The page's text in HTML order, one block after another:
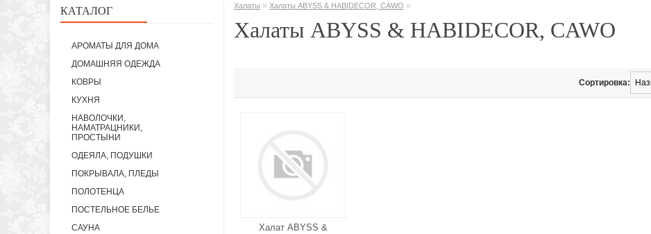
КАТАЛОГ
АРОМАТЫ ДЛЯ ДОМА
ДОМАШНЯЯ ОДЕЖДА
КОВРЫ
КУХНЯ
НАВОЛОЧКИ,
НАМАТРАЦНИКИ,
ПРОСТЫНИ
ОДЕЯЛА, ПОДУШКИ
ПОКРЫВАЛА, ПЛЕДЫ
ПОЛОТЕНЦА
ПОСТЕЛЬНОЕ БЕЛЬЕ
САУНА
Халаты » Халаты ABYSS & HABIDECOR, CAWO »
Халаты ABYSS & HABIDECOR, CAWO
Сортировка:
Халат ABYSS &